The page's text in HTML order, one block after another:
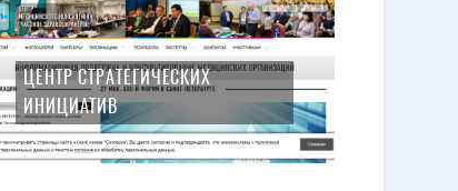
ЦЕНТР СТРАТЕГИЧЕСКИХ
ИНИЦИАТИВ